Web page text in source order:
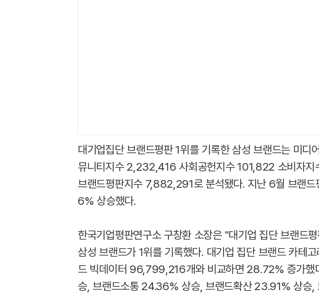
대기업집단 브랜드평판 1위를 기록한 삼성 브랜드는 미
뮤니티지수 2,232,416 사회공헌지수 101,822 소비자
브랜드평판지수 7,882,291로 분석됐다. 지난 6월 브랜
6% 상승했다.
한국기업평판연구소 구창환 소장은 "대기업 집단 브랜드
삼성 브랜드가 1위를 기록했다. 대기업 집단 브랜드 카테
드 빅데이터 96,799,216개와 비교하면 28.72% 증가했
승, 브랜드소통 24.36% 상승, 브랜드확산 23.91% 상승,